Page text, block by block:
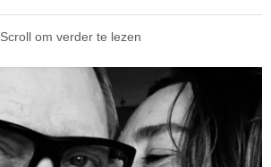
Scroll om verder te lezen